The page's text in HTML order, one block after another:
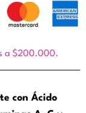
a $200.000.
con Ácido